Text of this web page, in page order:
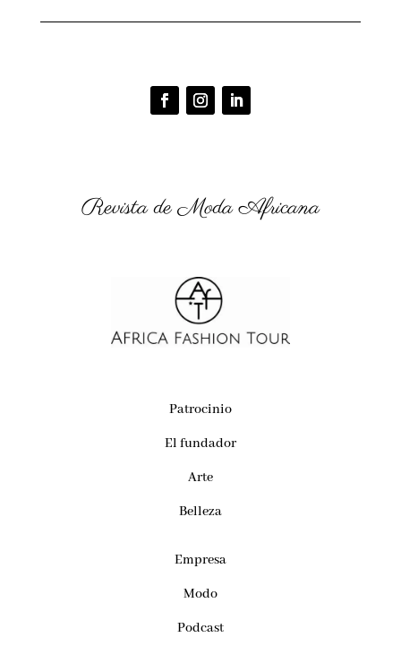
Revista de Moda Africana
Patrocinio
El fundador
Arte
Belleza
Empresa
Modo
Podcast